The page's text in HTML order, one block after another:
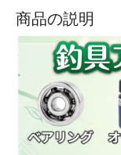
商品の説明